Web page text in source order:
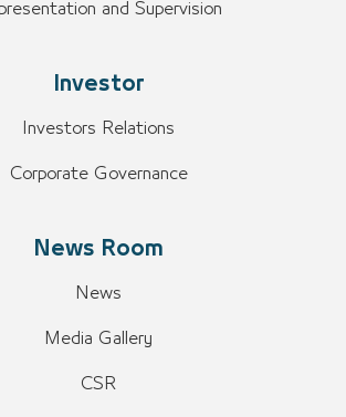
and Supervision
Investor
Investors Relations
Corporate Governance
News Room
News
Media Gallery
CSR